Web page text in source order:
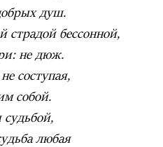
душ.
страдой бессонной,
не дюж.
соступая,
собой.
судьбой,
любая